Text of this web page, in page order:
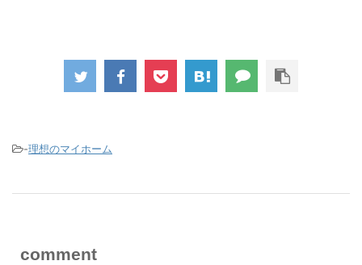
-理想のマイホーム
comment